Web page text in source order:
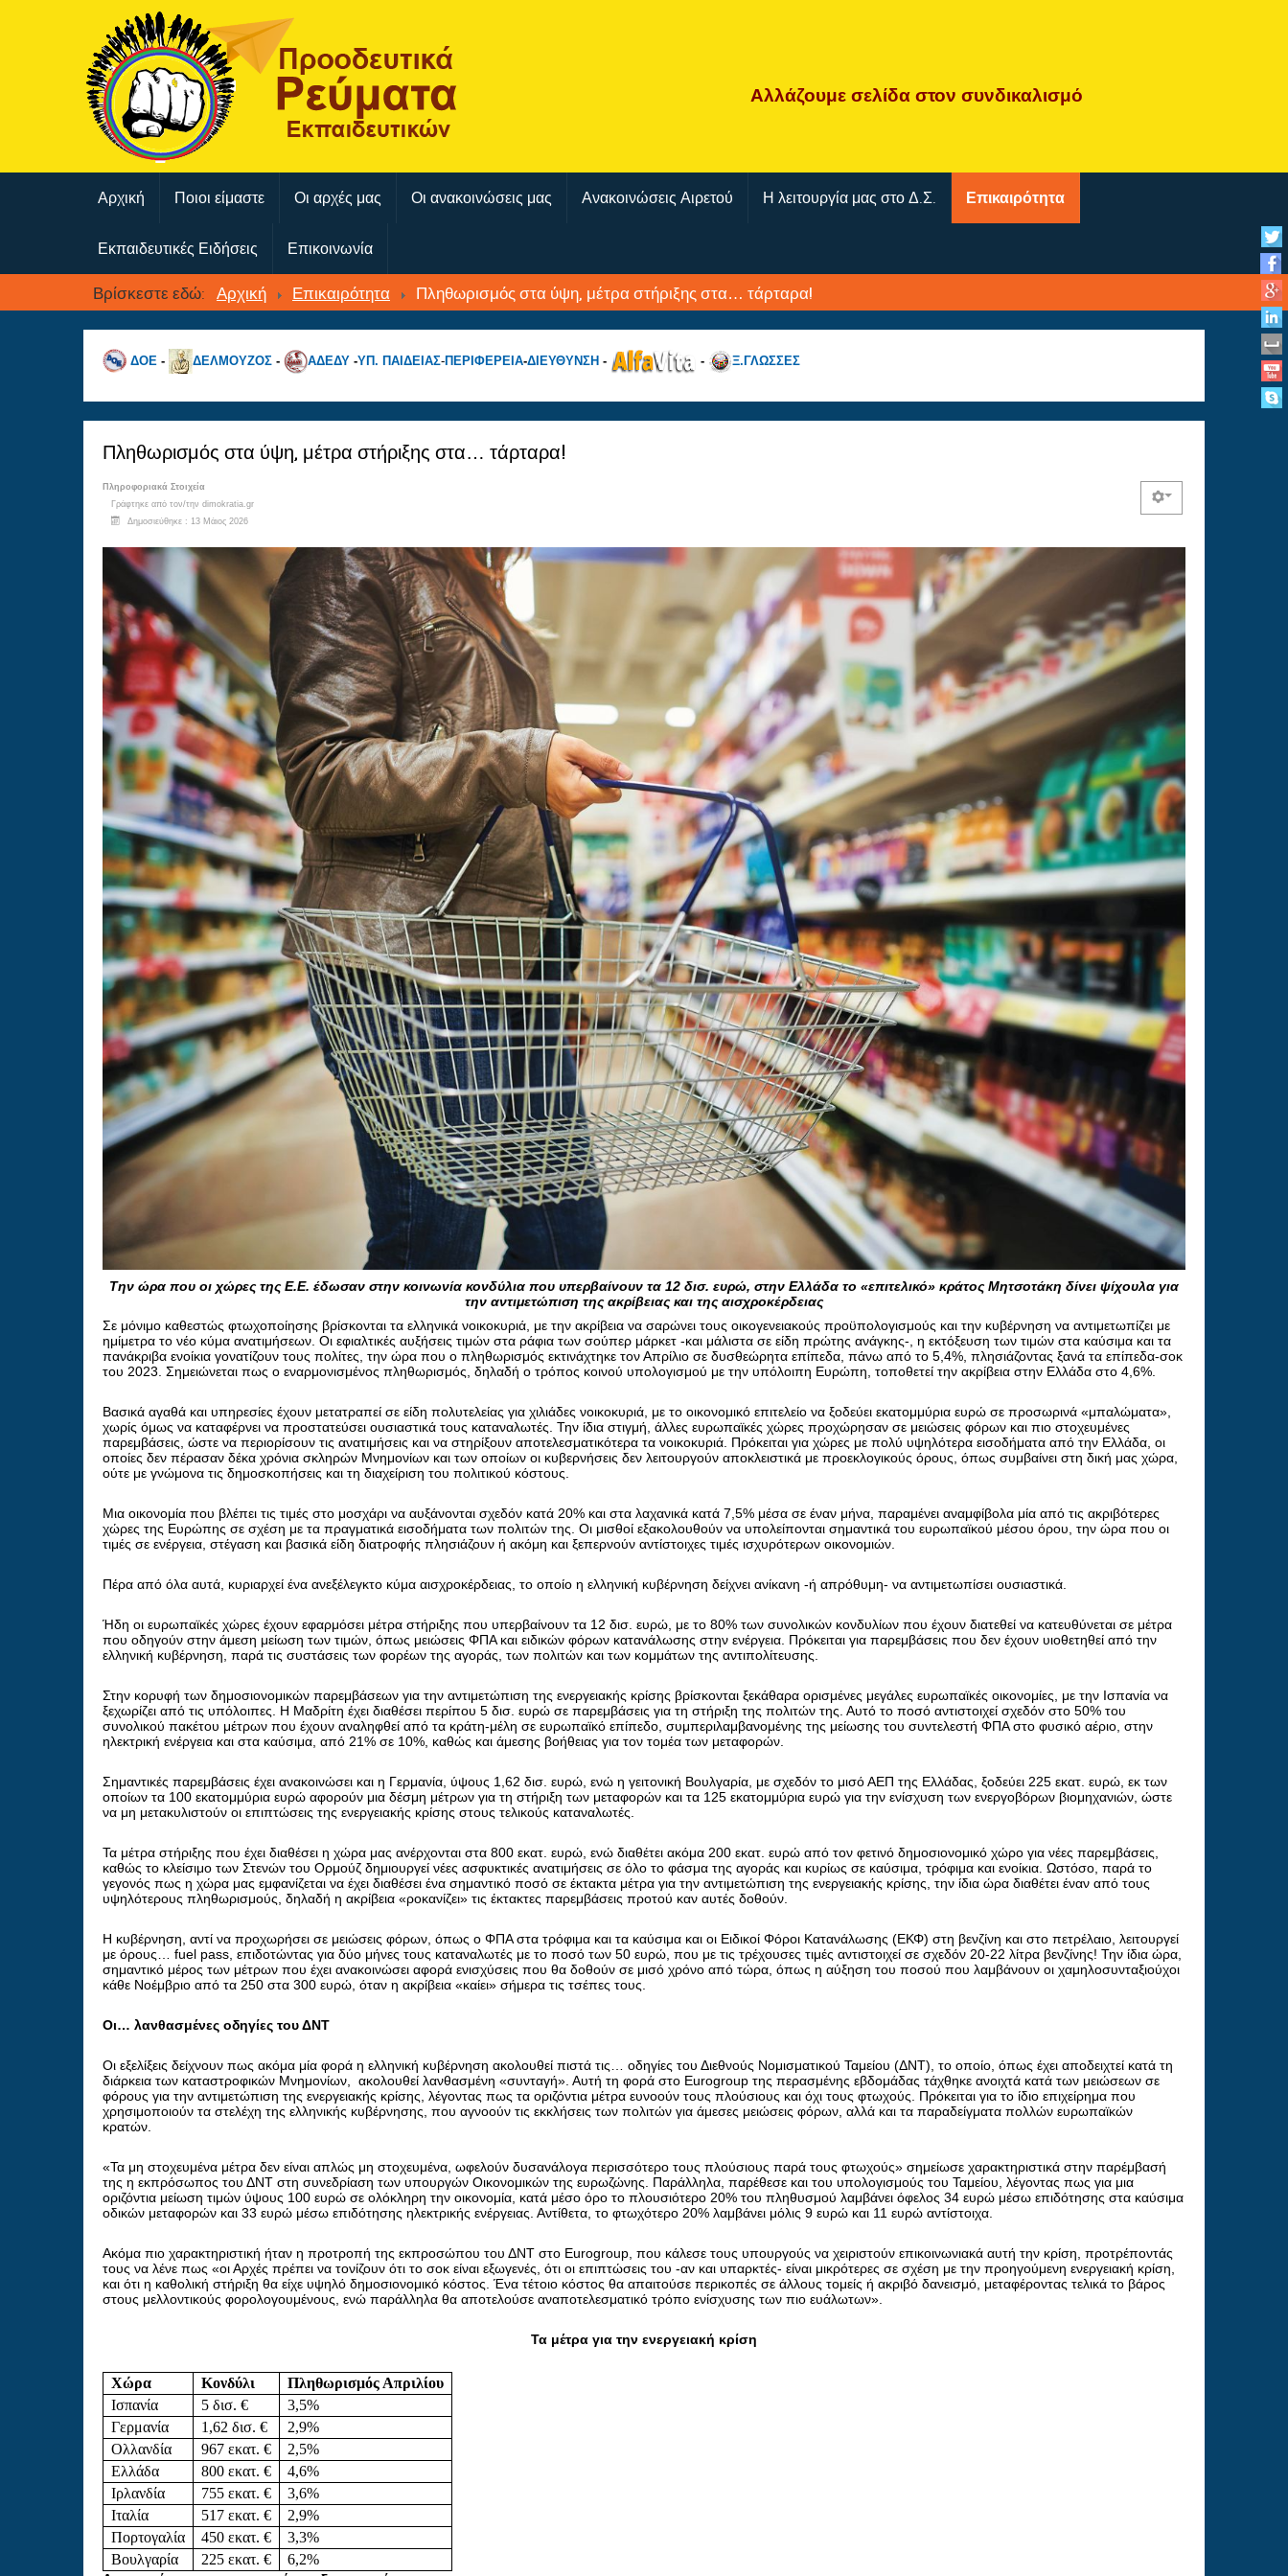
Αλλάζουμεσελίδαστον συνδικαλισμό
Αρχική Ποιοι είμαστε Οι αρχές μας Οι ανακοινώσεις μας Ανακοινώσεις Αιρετού Η λειτουργία μας στο Δ.Σ. Επικαιρότητα
Εκπαιδευτικές Ειδήσεις Επικοινωνία
Βρίσκεστε εδώ: Αρχική Επικαιρότητα Πληθωρισμός στα ύψη, μέτρα στήριξης στα… τάρταρα!
ΔΟΕ - ΔΕΛΜΟΥΖΟΣ - ΑΔΕΔΥ -ΥΠ. ΠΑΙΔΕΙΑΣ-ΠΕΡΙΦΕΡΕΙΑ-ΔΙΕΥΘΥΝΣΗ - - Ξ.ΓΛΩΣΣΕΣ
Πληθωρισμός στα ύψη, μέτρα στήριξης στα… τάρταρα!
Πληροφοριακά Στοιχεία
Γράφτηκε από τον/την dimokratia.gr
Δημοσιεύθηκε : 13 Μάιος 2026
Την ώρα που οι χώρες της Ε.Ε. έδωσαν στην κοινωνία κονδύλια που υπερβαίνουν τα 12 δισ. ευρώ, στην Ελλάδα το «επιτελικό» κράτος Μητσοτάκη δίνει ψίχουλα για
την αντιμετώπιση της ακρίβειας και της αισχροκέρδειας
Σε μόνιμο καθεστώς φτωχοποίησης βρίσκονται τα ελληνικά νοικοκυριά, με την ακρίβεια να σαρώνει τους οικογενειακούς προϋπολογισμούς και την κυβέρνηση να αντιμετωπίζει με
ημίμετρα το νέο κύμα ανατιμήσεων. Οι εφιαλτικές αυξήσεις τιμών στα ράφια των σούπερ μάρκετ -και μάλιστα σε είδη πρώτης ανάγκης-, η εκτόξευση των τιμών στα καύσιμα και τα
πανάκριβα ενοίκια γονατίζουν τους πολίτες, την ώρα που ο πληθωρισμός εκτινάχτηκε τον Απρίλιο σε δυσθεώρητα επίπεδα, πάνω από το 5,4%, πλησιάζοντας ξανά τα επίπεδα-σοκ
του 2023. Σημειώνεται πως ο εναρμονισμένος πληθωρισμός, δηλαδή ο τρόπος κοινού υπολογισμού με την υπόλοιπη Ευρώπη, τοποθετεί την ακρίβεια στην Ελλάδα στο 4,6%.
Βασικά αγαθά και υπηρεσίες έχουν μετατραπεί σε είδη πολυτελείας για χιλιάδες νοικοκυριά, με το οικονομικό επιτελείο να ξοδεύει εκατομμύρια ευρώ σε προσωρινά «μπαλώματα»,
χωρίς όμως να καταφέρνει να προστατεύσει ουσιαστικά τους καταναλωτές. Την ίδια στιγμή, άλλες ευρωπαϊκές χώρες προχώρησαν σε μειώσεις φόρων και πιο στοχευμένες
παρεμβάσεις, ώστε να περιορίσουν τις ανατιμήσεις και να στηρίξουν αποτελεσματικότερα τα νοικοκυριά. Πρόκειται για χώρες με πολύ υψηλότερα εισοδήματα από την Ελλάδα, οι
οποίες δεν πέρασαν δέκα χρόνια σκληρών Μνημονίων και των οποίων οι κυβερνήσεις δεν λειτουργούν αποκλειστικά με προεκλογικούς όρους, όπως συμβαίνει στη δική μας χώρα,
ούτε με γνώμονα τις δημοσκοπήσεις και τη διαχείριση του πολιτικού κόστους.
Μια οικονομία που βλέπει τις τιμές στο μοσχάρι να αυξάνονται σχεδόν κατά 20% και στα λαχανικά κατά 7,5% μέσα σε έναν μήνα, παραμένει αναμφίβολα μία από τις ακριβότερες
χώρες της Ευρώπης σε σχέση με τα πραγματικά εισοδήματα των πολιτών της. Οι μισθοί εξακολουθούν να υπολείπονται σημαντικά του ευρωπαϊκού μέσου όρου, την ώρα που οι
τιμές σε ενέργεια, στέγαση και βασικά είδη διατροφής πλησιάζουν ή ακόμη και ξεπερνούν αντίστοιχες τιμές ισχυρότερων οικονομιών.
Πέρα από όλα αυτά, κυριαρχεί ένα ανεξέλεγκτο κύμα αισχροκέρδειας, το οποίο η ελληνική κυβέρνηση δείχνει ανίκανη -ή απρόθυμη- να αντιμετωπίσει ουσιαστικά.
Ήδη οι ευρωπαϊκές χώρες έχουν εφαρμόσει μέτρα στήριξης που υπερβαίνουν τα 12 δισ. ευρώ, με το 80% των συνολικών κονδυλίων που έχουν διατεθεί να κατευθύνεται σε μέτρα
που οδηγούν στην άμεση μείωση των τιμών, όπως μειώσεις ΦΠΑ και ειδικών φόρων κατανάλωσης στην ενέργεια. Πρόκειται για παρεμβάσεις που δεν έχουν υιοθετηθεί από την
ελληνική κυβέρνηση, παρά τις συστάσεις των φορέων της αγοράς, των πολιτών και των κομμάτων της αντιπολίτευσης.
Στην κορυφή των δημοσιονομικών παρεμβάσεων για την αντιμετώπιση της ενεργειακής κρίσης βρίσκονται ξεκάθαρα ορισμένες μεγάλες ευρωπαϊκές οικονομίες, με την Ισπανία να
ξεχωρίζει από τις υπόλοιπες. Η Μαδρίτη έχει διαθέσει περίπου 5 δισ. ευρώ σε παρεμβάσεις για τη στήριξη της πολιτών της. Αυτό το ποσό αντιστοιχεί σχεδόν στο 50% του
συνολικού πακέτου μέτρων που έχουν αναληφθεί από τα κράτη-μέλη σε ευρωπαϊκό επίπεδο, συμπεριλαμβανομένης της μείωσης του συντελεστή ΦΠΑ στο φυσικό αέριο, στην
ηλεκτρική ενέργεια και στα καύσιμα, από 21% σε 10%, καθώς και άμεσης βοήθειας για τον τομέα των μεταφορών.
Σημαντικές παρεμβάσεις έχει ανακοινώσει και η Γερμανία, ύψους 1,62 δισ. ευρώ, ενώ η γειτονική Βουλγαρία, με σχεδόν το μισό ΑΕΠ της Ελλάδας, ξοδεύει 225 εκατ. ευρώ, εκ των
οποίων τα 100 εκατομμύρια ευρώ αφορούν μια δέσμη μέτρων για τη στήριξη των μεταφορών και τα 125 εκατομμύρια ευρώ για την ενίσχυση των ενεργοβόρων βιομηχανιών, ώστε
να μη μετακυλιστούν οι επιπτώσεις της ενεργειακής κρίσης στους τελικούς καταναλωτές.
Τα μέτρα στήριξης που έχει διαθέσει η χώρα μας ανέρχονται στα 800 εκατ. ευρώ, ενώ διαθέτει ακόμα 200 εκατ. ευρώ από τον φετινό δημοσιονομικό χώρο για νέες παρεμβάσεις,
καθώς το κλείσιμο των Στενών του Ορμούζ δημιουργεί νέες ασφυκτικές ανατιμήσεις σε όλο το φάσμα της αγοράς και κυρίως σε καύσιμα, τρόφιμα και ενοίκια. Ωστόσο, παρά το
γεγονός πως η χώρα μας εμφανίζεται να έχει διαθέσει ένα σημαντικό ποσό σε έκτακτα μέτρα για την αντιμετώπιση της ενεργειακής κρίσης, την ίδια ώρα διαθέτει έναν από τους
υψηλότερους πληθωρισμούς, δηλαδή η ακρίβεια «ροκανίζει» τις έκτακτες παρεμβάσεις προτού καν αυτές δοθούν.
Η κυβέρνηση, αντί να προχωρήσει σε μειώσεις φόρων, όπως ο ΦΠΑ στα τρόφιμα και τα καύσιμα και οι Ειδικοί Φόροι Κατανάλωσης (ΕΚΦ) στη βενζίνη και στο πετρέλαιο, λειτουργεί
με όρους… fuel pass, επιδοτώντας για δύο μήνες τους καταναλωτές με το ποσό των 50 ευρώ, που με τις τρέχουσες τιμές αντιστοιχεί σε σχεδόν 20-22 λίτρα βενζίνης! Την ίδια ώρα,
σημαντικό μέρος των μέτρων που έχει ανακοινώσει αφορά ενισχύσεις που θα δοθούν σε μισό χρόνο από τώρα, όπως η αύξηση του ποσού που λαμβάνουν οι χαμηλοσυνταξιούχοι
κάθε Νοέμβριο από τα 250 στα 300 ευρώ, όταν η ακρίβεια «καίει» σήμερα τις τσέπες τους.
Οι… λανθασμένες οδηγίες του ΔΝΤ
Οι εξελίξεις δείχνουν πως ακόμα μία φορά η ελληνική κυβέρνηση ακολουθεί πιστά τις… οδηγίες του Διεθνούς Νομισματικού Ταμείου (ΔΝΤ), το οποίο, όπως έχει αποδειχτεί κατά τη
διάρκεια των καταστροφικών Μνημονίων, ακολουθεί λανθασμένη «συνταγή». Αυτή τη φορά στο Eurogroup της περασμένης εβδομάδας τάχθηκε ανοιχτά κατά των μειώσεων σε
φόρους για την αντιμετώπιση της ενεργειακής κρίσης, λέγοντας πως τα οριζόντια μέτρα ευνοούν τους πλούσιους και όχι τους φτωχούς. Πρόκειται για το ίδιο επιχείρημα που
χρησιμοποιούν τα στελέχη της ελληνικής κυβέρνησης, που αγνοούν τις εκκλήσεις των πολιτών για άμεσες μειώσεις φόρων, αλλά και τα παραδείγματα πολλών ευρωπαϊκών
κρατών.
«Τα μη στοχευμένα μέτρα δεν είναι απλώς μη στοχευμένα, ωφελούν δυσανάλογα περισσότερο τους πλούσιους παρά τους φτωχούς» σημείωσε χαρακτηριστικά στην παρέμβασή
της η εκπρόσωπος του ΔΝΤ στη συνεδρίαση των υπουργών Οικονομικών της ευρωζώνης. Παράλληλα, παρέθεσε και του υπολογισμούς του Ταμείου, λέγοντας πως για μια
οριζόντια μείωση τιμών ύψους 100 ευρώ σε ολόκληρη την οικονομία, κατά μέσο όρο το πλουσιότερο 20% του πληθυσμού λαμβάνει όφελος 34 ευρώ μέσω επιδότησης στα καύσιμα
οδικών μεταφορών και 33 ευρώ μέσω επιδότησης ηλεκτρικής ενέργειας. Αντίθετα, το φτωχότερο 20% λαμβάνει μόλις 9 ευρώ και 11 ευρώ αντίστοιχα.
Ακόμα πιο χαρακτηριστική ήταν η προτροπή της εκπροσώπου του ΔΝΤ στο Eurogroup, που κάλεσε τους υπουργούς να χειριστούν επικοινωνιακά αυτή την κρίση, προτρέποντάς
τους να λένε πως «οι Αρχές πρέπει να τονίζουν ότι το σοκ είναι εξωγενές, ότι οι επιπτώσεις του -αν και υπαρκτές- είναι μικρότερες σε σχέση με την προηγούμενη ενεργειακή κρίση,
και ότι η καθολική στήριξη θα είχε υψηλό δημοσιονομικό κόστος. Ένα τέτοιο κόστος θα απαιτούσε περικοπές σε άλλους τομείς ή ακριβό δανεισμό, μεταφέροντας τελικά το βάρος
στους μελλοντικούς φορολογουμένους, ενώ παράλληλα θα αποτελούσε αναποτελεσματικό τρόπο ενίσχυσης των πιο ευάλωτων».
Τα μέτρα για την ενεργειακή κρίση
Χώρα Κονδύλι
Πληθωρισμός Απριλίου
Ισπανία
5 δισ. €
3,5%
Γερμανία
1,62 δισ. €
2,9%
Ολλανδία
967 εκατ. €
2,5%
Ελλάδα
800 εκατ. €
4,6%
Ιρλανδία
755 εκατ. €
3,6%
Ιταλία
517 εκατ. €
2,9%
Πορτογαλία
450 εκατ. €
3,3%
Βουλγαρία
225 εκατ. € 6,2%